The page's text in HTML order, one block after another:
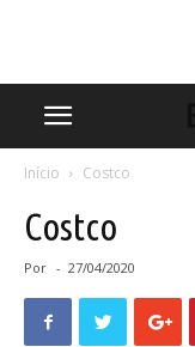
Início Costco
Costco
Por - 27/04/2020